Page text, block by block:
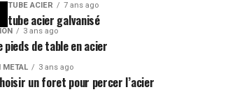
TUBE ACIER 7 ans ago
tube acier galvanisé
3 ans ago
pieds de table en acier
METAL 3 ans ago
un foret pour percer l’acier